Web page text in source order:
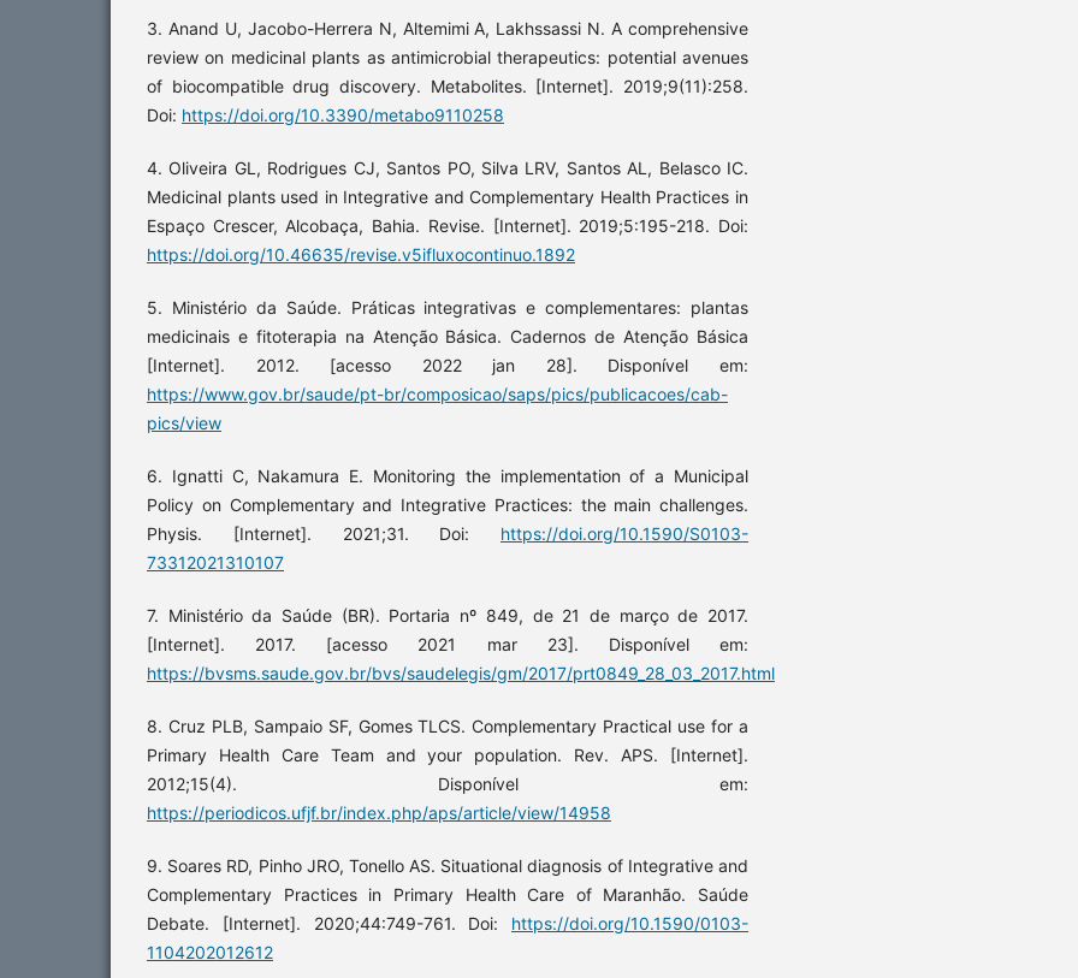
3. Anand U, Jacobo-Herrera N, Altemimi A, Lakhssassi N. A comprehensive
review on medicinal plants as antimicrobial therapeutics: potential avenues
of biocompatible drug discovery. Metabolites. [Internet]. 2019;9(11):258.
Doi: https://doi.org/10.3390/metabo9110258
4. Oliveira GL, Rodrigues CJ, Santos PO, Silva LRV, Santos AL, Belasco IC.
Medicinal plants used in Integrative and Complementary Health Practices in
Espaço Crescer, Alcobaça, Bahia. Revise. [Internet]. 2019;5:195-218. Doi:
https://doi.org/10.46635/revise.v5ifluxocontinuo.1892
5. Ministério da Saúde. Práticas integrativas e complementares: plantas
medicinais e fitoterapia na Atenção Básica. Cadernos de Atenção Básica
[Internet]. 2012. [acesso 2022 jan 28]. Disponível em:
https://www.gov.br/saude/pt-br/composicao/saps/pics/publicacoes/cab-
pics/view
6. Ignatti C, Nakamura E. Monitoring the implementation of a Municipal
Policy on Complementary and Integrative Practices: the main challenges.
Physis. [Internet]. 2021;31. Doi: https://doi.org/10.1590/S0103-
73312021310107
7. Ministério da Saúde (BR). Portaria nº 849, de 21 de março de 2017.
[Internet]. 2017. [acesso 2021 mar 23]. Disponível em:
https://bvsms.saude.gov.br/bvs/saudelegis/gm/2017/prt0849_28_03_2017.html
8. Cruz PLB, Sampaio SF, Gomes TLCS. Complementary Practical use for a
Primary Health Care Team and your population. Rev. APS. [Internet].
2012;15(4). Disponível em:
https://periodicos.ufjf.br/index.php/aps/article/view/14958
9. Soares RD, Pinho JRO, Tonello AS. Situational diagnosis of Integrative and
Complementary Practices in Primary Health Care of Maranhão. Saúde
Debate. [Internet]. 2020;44:749-761. Doi: https://doi.org/10.1590/0103-
1104202012612